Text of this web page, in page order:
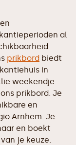
al
prikbord biedt
in
weekendje
prikbord. Je
en
Arnhem. Je
en boekt
je keuze.